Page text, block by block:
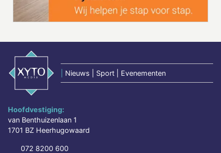
Nieuws | Sport | Evenementen
Hoofdvestiging:
van Benthuizenlaan 1
1701 BZ Heerhugowaard
072 8200 600